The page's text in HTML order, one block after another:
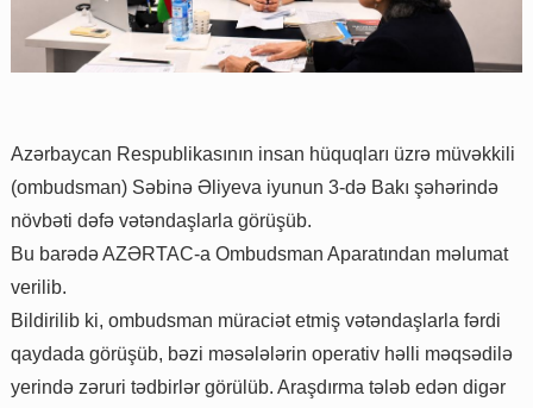
Azərbaycan Respublikasının insan hüquqları üzrə müvəkkili
(ombudsman) Səbinə Əliyeva iyunun 3-də Bakı şəhərində
növbəti dəfə vətəndaşlarla görüşüb.
Bu barədə AZƏRTAC-a Ombudsman Aparatından məlumat
verilib.
Bildirilib ki, ombudsman müraciət etmiş vətəndaşlarla fərdi
qaydada görüşüb, bəzi məsələlərin operativ həlli məqsədilə
yerində zəruri tədbirlər görülüb. Araşdırma tələb edən digər